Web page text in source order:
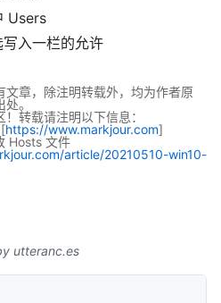
Users
入一栏的允许
文章，除注明转载外，均为作者原
。
转载请注明以下信息：
[https://www.markjour.com]
Hosts 文件
article/20210510-win10-